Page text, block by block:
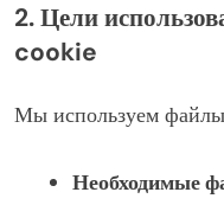
2. Цели
cookie
Мы используем
Необходимые